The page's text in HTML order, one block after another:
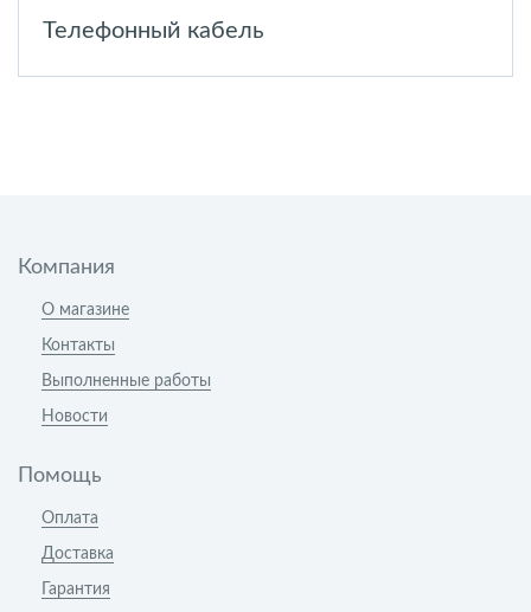
Телефонный кабель
Компания
О магазине
Контакты
Выполненные работы
Новости
Помощь
Оплата
Доставка
Гарантия